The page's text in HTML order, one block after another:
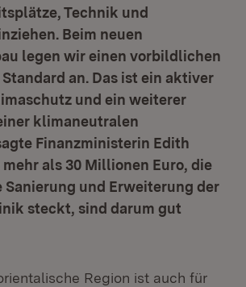
Technik und
Beim neuen
legen wir einen vorbildlichen
an. Das ist ein aktiver
und ein weiterer
klimaneutralen
Finanzministerin Edith
mehr als 30 Millionen Euro, die
Sanierung und Erweiterung der
steckt, sind darum gut
Region ist auch für